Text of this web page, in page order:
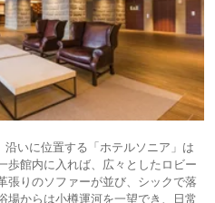
いに位置する「ホテルソニア」は
歩館内に入れば、広々としたロビー
張りのソファーが並び、シックで落
場からは小樽運河を一望でき、日常